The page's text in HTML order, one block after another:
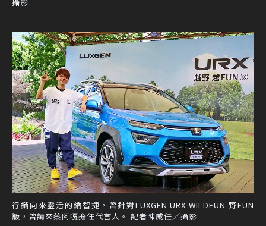
行銷向來靈活的納智捷，曾針對LUXGEN URX WILDFUN 野FUN
版，曾請來蔡阿嘎擔任代言人。 記者陳威任／攝影